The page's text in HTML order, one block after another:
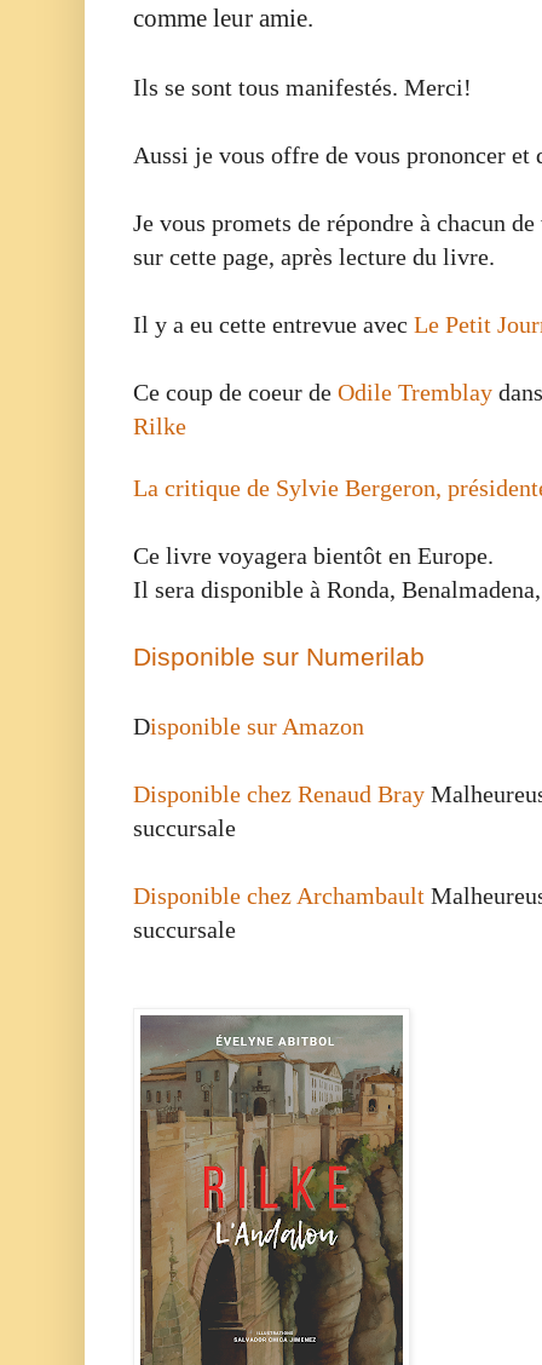
comme leur amie.
Ils se sont tous manifestés. Merci!
Aussi je vous offre de vous prononcer
Je vous promets de répondre à chacun
sur cette page, après lecture du livre.
Il y a eu cette entrevue avec Le Petit
Ce coup de coeur de Odile Tremblay
Rilke
La critique de Sylvie Bergeron,
Ce livre voyagera bientôt en Europe.
Il sera disponible à Ronda,
Disponible sur Numerilab
Disponible sur Amazon
Disponible chez Renaud Bray
succursale
Disponible chez Archambault
succursale